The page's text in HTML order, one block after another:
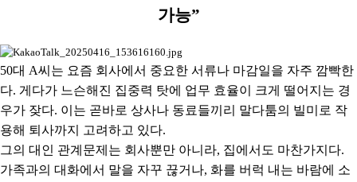
가능”
50대 A씨는 요즘 회사에서 중요한 서류나 마감일을 자주 깜빡한
다. 게다가 느슨해진 집중력 탓에 업무 효율이 크게 떨어지는 경
우가 잦다. 이는 곧바로 상사나 동료들끼리 말다툼의 빌미로 작
용해 퇴사까지 고려하고 있다.
그의 대인 관계문제는 회사뿐만 아니라, 집에서도 마찬가지다.
가족과의 대화에서 말을 자꾸 끊거나, 화를 버럭 내는 바람에 소